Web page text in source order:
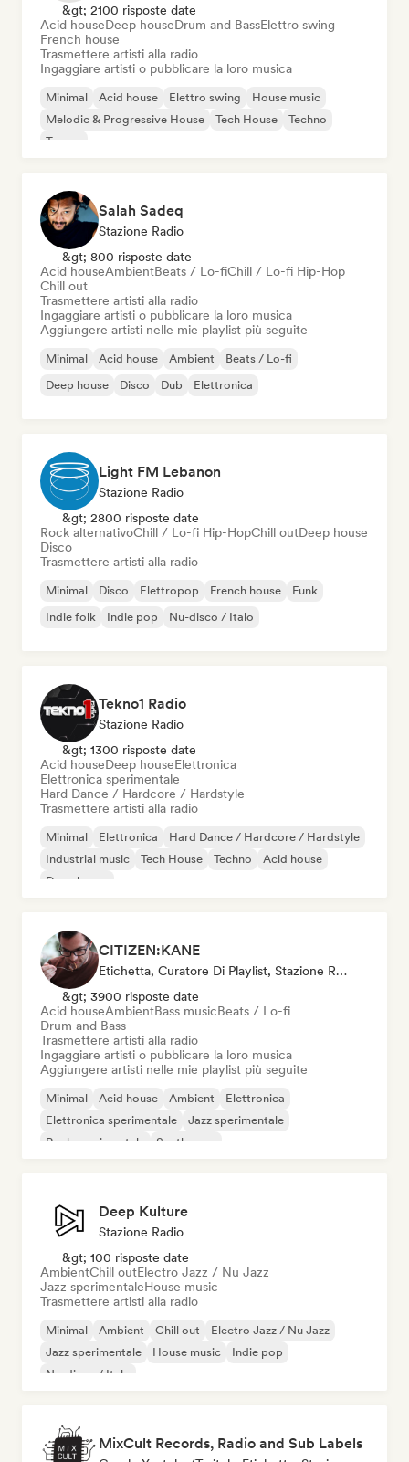
&gt; 2100 risposte date
Acid houseDeep houseDrum and BassElettro swing
French house
Trasmettere artisti alla radio
Ingaggiare artisti o pubblicare la loro musica
Minimal Acid house Elettro swing
House music
Melodic & Progressive House
Tech House
Techno
Trance
Salah Sadeq
Stazione Radio
&gt; 800 risposte date
Acid houseAmbientBeats / Lo-fiChill / Lo-fi Hip-Hop
Chill out
Trasmettere artisti alla radio
Ingaggiare artisti o pubblicare la loro musica
Aggiungere artisti nelle mie playlist più seguite
Minimal Acid house Ambient
Beats / Lo-fi
Deep house
Disco Dub Elettronica
Light FM Lebanon
Stazione Radio
&gt; 2800 risposte date
Rock alternativoChill / Lo-fi Hip-HopChill outDeep house
Disco
Trasmettere artisti alla radio
Minimal Disco Elettropop French house
Funk
Indie folk
Indie pop Nu-disco / Italo
Tekno1 Radio
Stazione Radio
&gt; 1300 risposte date
Acid houseDeep houseElettronica
Elettronica sperimentale
Hard Dance / Hardcore / Hardstyle
Trasmettere artisti alla radio
Minimal Elettronica
Hard Dance / Hardcore / Hardstyle
Industrial music
Tech House Techno
Acid house
Deep house
CITIZEN:KANE
Etichetta, Curatore Di Playlist, Stazione Radio
&gt; 3900 risposte date
Acid houseAmbientBass musicBeats / Lo-fi
Drum and Bass
Trasmettere artisti alla radio
Ingaggiare artisti o pubblicare la loro musica
Aggiungere artisti nelle mie playlist più seguite
Minimal Acid house Ambient
Elettronica
Elettronica sperimentale
Jazz sperimentale
Rock sperimentale
Synthwave
Deep Kulture
Stazione Radio
&gt; 100 risposte date
AmbientChill outElectro Jazz / Nu Jazz
Jazz sperimentaleHouse music
Trasmettere artisti alla radio
Minimal Ambient Chill out
Electro Jazz / Nu Jazz
Jazz sperimentale
House music
Indie pop
Nu-disco / Italo
MixCult Records, Radio and Sub Labels